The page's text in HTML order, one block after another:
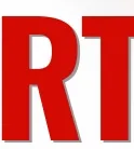
está
todos